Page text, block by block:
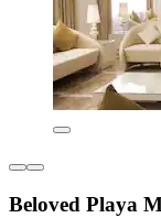
Beloved Playa